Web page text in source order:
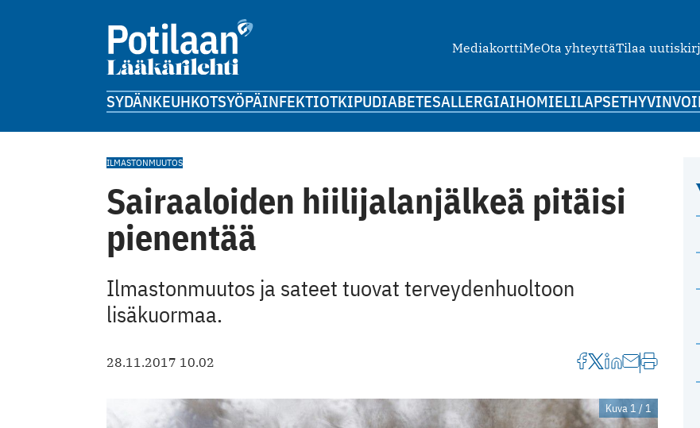
MediakorttiMeOta yhteyttäTilaa
SYDÄNKEUHKOTSYÖPÄINFEKTIOTKIPUDIABETESALLERGIAIHOMIELILAPSET
ILMASTONMUUTOS
Sairaaloiden hiilijalanjälkeä pitäisi
pienentää
Ilmastonmuutos ja sateet tuovat ­terveydenhuoltoon
lisäkuormaa.
28.11.2017 10.02
Kuva 1 / 1